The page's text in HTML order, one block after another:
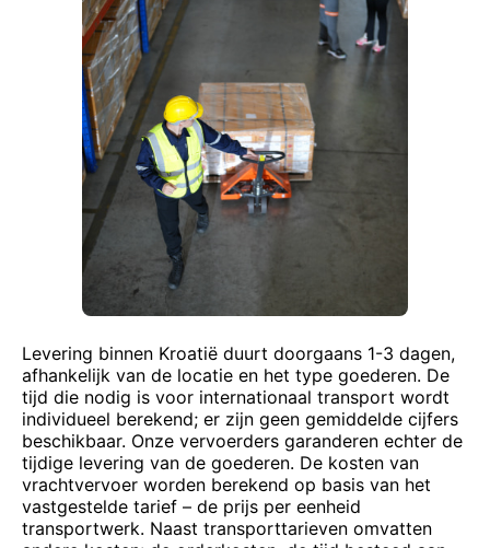
Levering binnen Kroatië duurt doorgaans 1-3 dagen,
afhankelijk van de locatie en het type goederen. De
tijd die nodig is voor internationaal transport wordt
individueel berekend; er zijn geen gemiddelde cijfers
beschikbaar. Onze vervoerders garanderen echter de
tijdige levering van de goederen. De kosten van
vrachtvervoer worden berekend op basis van het
vastgestelde tarief – de prijs per eenheid
transportwerk. Naast transporttarieven omvatten